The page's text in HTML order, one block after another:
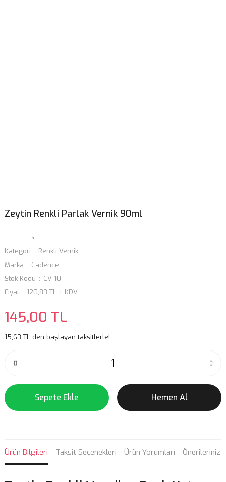
Zeytin Renkli Parlak Vernik 90ml
Kategori
Renkli Vernik
Marka
Cadence
Stok Kodu
CV-10
Fiyat
120,83 TL + KDV
145,00 TL
15,63 TL den başlayan taksitlerle!
Sepete Ekle Hemen Al
Ürün Bilgileri Taksit Seçenekleri Ürün Yorumları Önerileriniz